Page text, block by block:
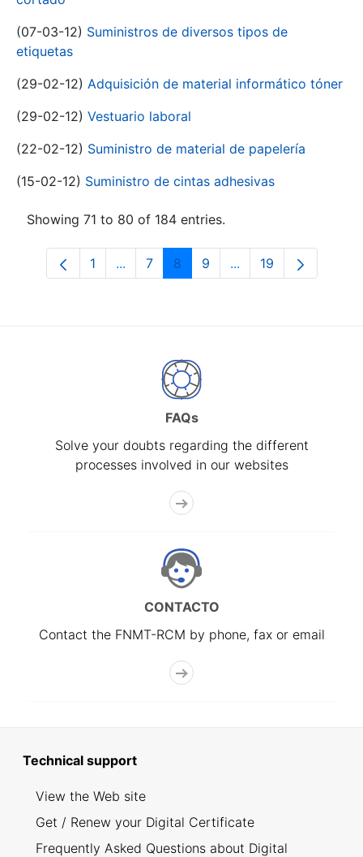
(07-03-12) Suministros de diversos tipos de
etiquetas
(29-02-12) Adquisición de material informático tóner
(29-02-12) Vestuario laboral
(22-02-12) Suministro de material de papelería
(15-02-12) Suministro de cintas adhesivas
Showing 71 to 80 of 184 entries.
Page
1 ...Intermediate Pages Use TAB to
Page
7 Page
8 Page
9 ...Intermediate Pages
Page
19
FAQs
Solve your doubts regarding the different
processes involved in our websites
CONTACTO
Contact the FNMT-RCM by phone, fax or email
Technical support
View the Web site
Get / Renew your Digital Certificate
Frequently Asked Questions about Digital